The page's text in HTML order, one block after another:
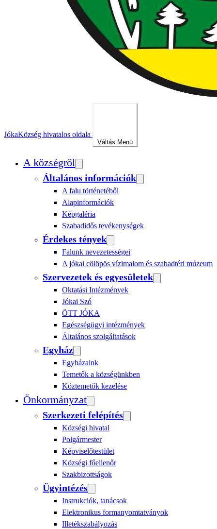
JókaKözség hivatalos oldala
Váltás Menü
A községről
Általános információk
A falu történetéből
Alapinformációk
Képgaléria
Szabadidős tevékenységek
Érdekes tények
Falunk nevezetességei
A jókai cölöpös vízimalom és szabadtéri múzeum
Szervezetek és egyesületek
Oktatási Intézmények
Jókai Szó
ÖTT JÓKA
Egészségügyi intézmények
Általános szolgáltatások
Egyház
Egyházaink
Temetők a községünkben
Köztemetők kezelése
Önkormányzat
Szerkezeti felépítés
Községi hivatal
Polgármester
Képviselőtestület
Községi főellenőr
Szakbizottságok
Ügyintézés
Instrukciók, tanácsok
Elektronikus formanyomtatványok
Illetékszabályozás